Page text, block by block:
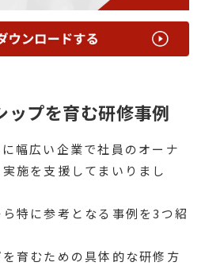
ップを育む研修事例
幅広い企業で社員のオーナ
施を支援してまいりまし
特に参考となる事例を3つ紹
育むための具体的な研修方